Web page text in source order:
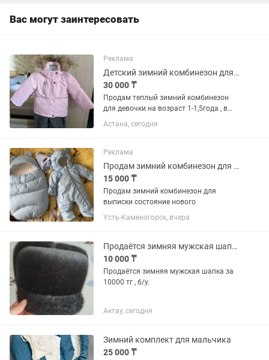
Вас могут заинтересовать
Реклама
Детский зимний комбинезон для девочки
30 000 ₸
Продам теплый зимний комбинезон
для девочки на возраст 1-1,5года , в
отличном состоянии , чистый . В
подарок положу шапку , шарф ,
комплект 👍
Астана, сегодня
Реклама
Продам зимний комбинезон для выписки(комбинезон,кокон,шапка,шарф)
15 000 ₸
Продам зимний комбинезон для
выписки состояние нового
Усть-Каменогорск, вчера
Продаётся зимняя мужская шапка !
10 000 ₸
Продаётся зимняя мужская шапка за
10000 тг , б/у.
Актау, сегодня
Зимний комплект для мальчика
25 000 ₸